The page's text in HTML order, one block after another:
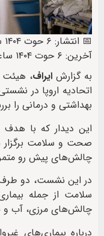
آخرین: ۶ حوت ۱۴۰۴ ساعت ۱۴:۲۹
به گزارش ایراف، هیئت
اتحادیه اروپا در
بهداشتی و درمانی را
این دیدار که با
صحت و سلامت برگزار
چالش‌های پیش رو
در این نشست، دو
سلامت از جمله
چالش‌های مرزی، آب و
درباره بیماری‌های